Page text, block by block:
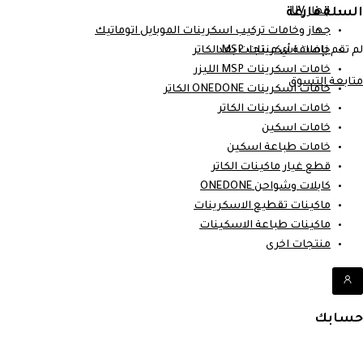
جهاز UV
جهاز وخامات تركيب اسكرينات الموبايل اتوماتيك
خامات اسكرينات MSP الكاتر
خامات اسكرينات MSP الليزر
خامات اسكرينات ONEDONE الكاتر
خامات اسكرينات الكاتر
خامات اسكين
خامات طباعة اسكين
قطع غيار ماكينات الكاتر
كابلات وشواحن ONEDONE
ماكينات تقطيع الاسكرينات
ماكينات طباعة الاسكينات
منتجات اخرى
حسابك
السلة فارغة
لم تقم بإضافة أي منتجات بعد.
متابعة التسوق